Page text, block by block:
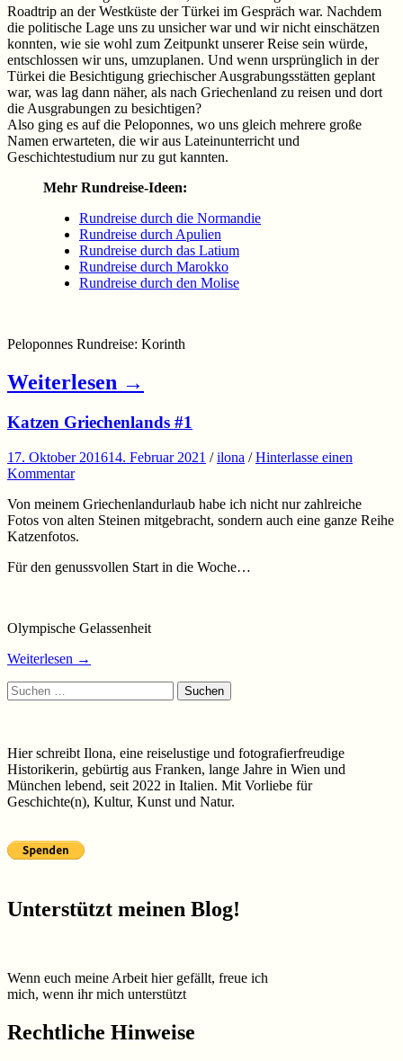
Roadtrip an der Westküste der Türkei im Gespräch war. Nachdem
die politische Lage uns zu unsicher war und wir nicht einschätzen
konnten, wie sie wohl zum Zeitpunkt unserer Reise sein würde,
entschlossen wir uns, umzuplanen. Und wenn ursprünglich in der
Türkei die Besichtigung griechischer Ausgrabungsstätten geplant
war, was lag dann näher, als nach Griechenland zu reisen und dort
die Ausgrabungen zu besichtigen?
Also ging es auf die Peloponnes, wo uns gleich mehrere große
Namen erwarteten, die wir aus Lateinunterricht und
Geschichtestudium nur zu gut kannten.
Mehr Rundreise-Ideen:
Rundreise durch die Normandie
Rundreise durch Apulien
Rundreise durch das Latium
Rundreise durch Marokko
Rundreise durch den Molise
Peloponnes Rundreise: Korinth
Weiterlesen →
Katzen Griechenlands #1
17. Oktober 201614. Februar 2021 /ilona /Hinterlasse einen
Kommentar
Von meinem Griechenlandurlaub habe ich nicht nur zahlreiche
Fotos von alten Steinen mitgebracht, sondern auch eine ganze Reihe
Katzenfotos.
Für den genussvollen Start in die Woche…
Olympische Gelassenheit
Weiterlesen →
Suchen
nach:
Hier schreibt Ilona, eine reiselustige und fotografierfreudige
Historikerin, gebürtig aus Franken, lange Jahre in Wien und
München lebend, seit 2022 in Italien. Mit Vorliebe für
Geschichte(n), Kultur, Kunst und Natur.
Unterstützt meinen Blog!
Wenn euch meine Arbeit hier gefällt, freue ich
mich, wenn ihr mich unterstützt
Rechtliche Hinweise